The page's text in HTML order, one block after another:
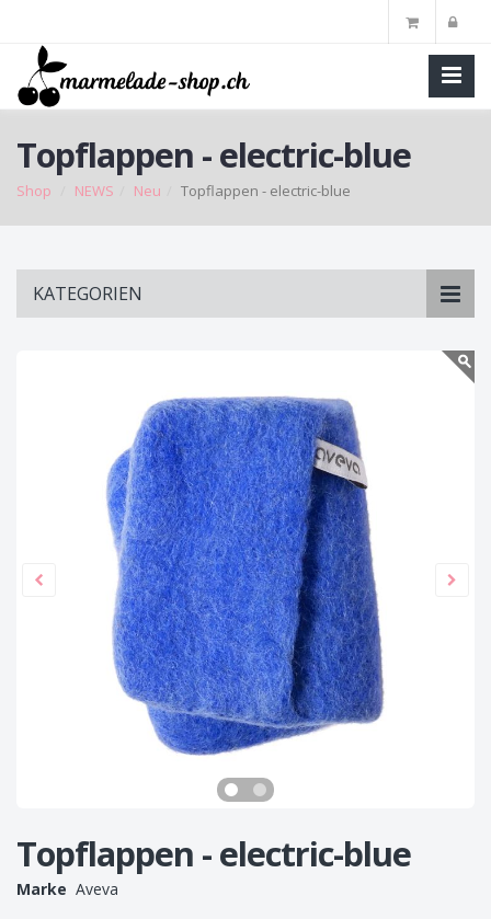
Topflappen - electric-blue
Shop NEWS Neu Topflappen - electric-blue
KATEGORIEN
Topflappen - electric-blue
Marke Aveva